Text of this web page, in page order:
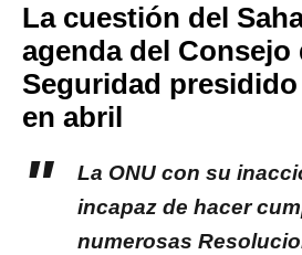
La cuestión del
agenda del Consejo
Seguridad
en abril
La ONU con su
incapaz de hacer
numerosas